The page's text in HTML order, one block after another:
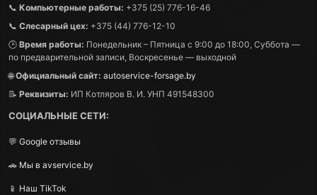
📞 Компьютерные работы: +375 (25) 776-16-46
📞 Слесарный цех: +375 (44) 776-12-10
🕒 Время работы: Понедельник – Пятница с 9:00 до 18:00, Суббота —
по предварительной записи, Воскресенье — выходной
🌐Официальный сайт: autoservice-forsage.by
📝 Реквизиты: ИП Котляров В. И. УНП 491548300
СОЦИАЛЬНЫЕ СЕТИ:
💬 Google отзывы
🚗 Мы в avservice.by
📱 Наш TikTok